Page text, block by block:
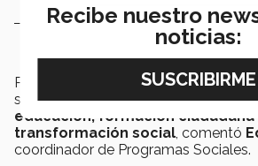
Para el equipo de Servicio Social, el
simboliza unhomenajea la labor
educación, formación ciudadana
transformación social, comentó
coordinador de Programas Sociales.
Recibe nuestro
noticias: